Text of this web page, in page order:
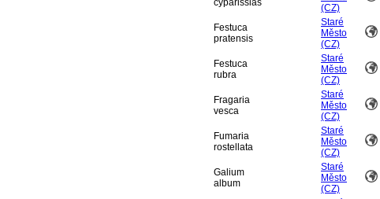
cyparissias
(CZ)
Festuca
pratensis
Staré
Město
(CZ)
Festuca
rubra
Staré
Město
(CZ)
Fragaria
vesca
Staré
Město
(CZ)
Fumaria
rostellata
Staré
Město
(CZ)
Galium
album
Staré
Město
(CZ)